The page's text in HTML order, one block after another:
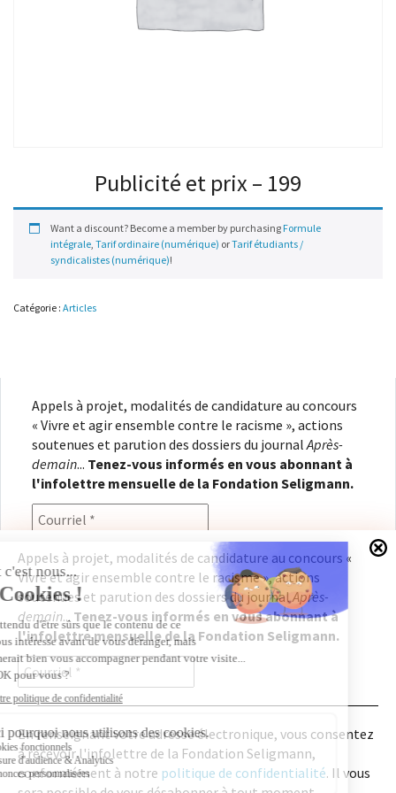
Publicité et prix – 199
Want a discount? Become a member by purchasing Formule
intégrale, Tarif ordinaire (numérique) orTarif étudiants /
syndicalistes (numérique)!
Catégorie : Articles
Appels à projet, modalités de candidature au concours
« Vivre et agir ensemble contre le racisme », actions
soutenues et parution des dossiers du journalAprès-
demain... Tenez-vous informés en vous abonnant à
l'infolettre mensuelle de la Fondation Seligmann.
En renseignant votre adresse électronique, vous
consentez à recevoir l'infolettre de la Fondation
Seligmann, conformément à notrepolitique de
confidentialité. Il vous sera possible de vous
désabonner à tout moment.
Copyright © 2026Fondation Seligmann| Mentions légales| Crédits
Fondation Seligmann
Journal Après-demain
Appels à projet, modalités de candidature au concours «
Vivre et agir ensemble contre le racisme », actions
soutenues et parution des dossiers du journalAprès-
demain... Tenez-vous informés en vous abonnant à
l'infolettre mensuelle de la Fondation Seligmann.
En renseignant votre adresse électronique, vous consentez
à recevoir l'infolettre de la Fondation Seligmann,
conformément à notre politique de confidentialité. Il vous